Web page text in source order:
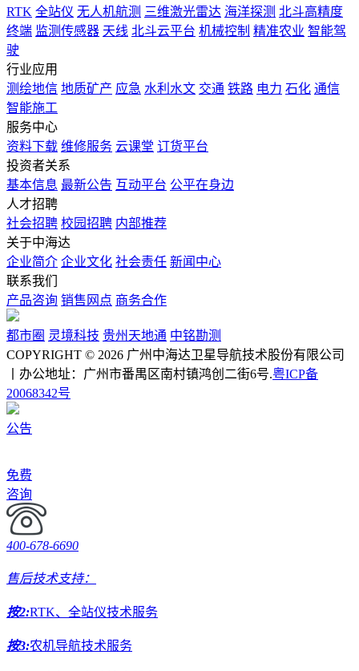
RTK 全站仪 无人机航测 三维激光雷达 海洋探测 北斗高精度
终端 监测传感器 天线 北斗云平台 机械控制 精准农业 智能驾
驶
行业应用
测绘地信 地质矿产 应急 水利水文 交通 铁路 电力 石化 通信
智能施工
服务中心
资料下载 维修服务 云课堂 订货平台
投资者关系
基本信息 最新公告 互动平台 公平在身边
人才招聘
社会招聘 校园招聘 内部推荐
关于中海达
企业简介 企业文化 社会责任 新闻中心
联系我们
产品咨询 销售网点 商务合作
都市圈 灵境科技 贵州天地通 中铭勘测
COPYRIGHT © 2026 广州中海达卫星导航技术股份有限公司
丨办公地址：广州市番禺区南村镇鸿创二街6号.粤ICP备
20068342号
公告
免费
咨询
400-678-6690
售后技术支持：
按2:RTK、全站仪技术服务
按3:农机导航技术服务